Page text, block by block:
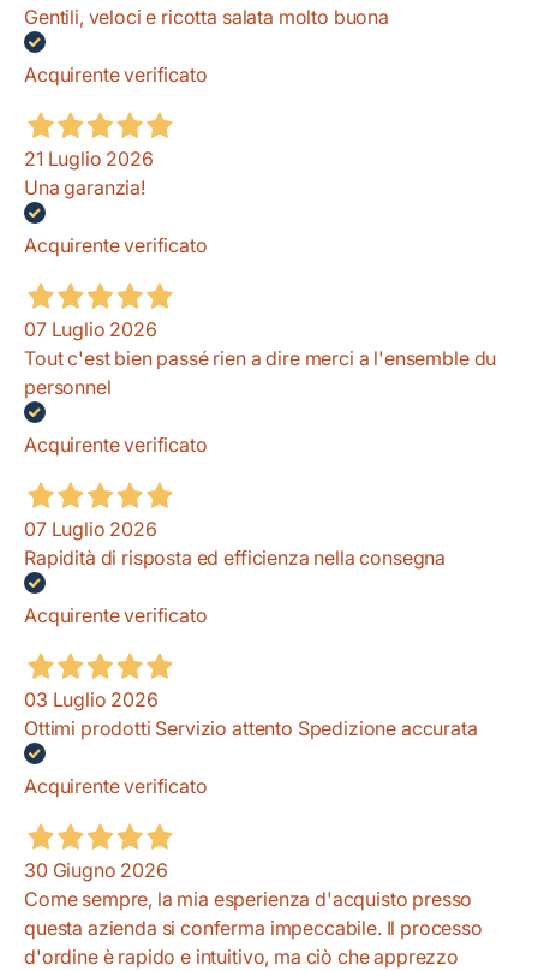
Gentili, veloci e ricotta salata molto buona
Acquirente verificato
21 Luglio 2026
Una garanzia!
Acquirente verificato
07 Luglio 2026
Tout c'est bien passé rien a dire merci a l'ensemble du
personnel
Acquirente verificato
07 Luglio 2026
Rapidità di risposta ed efficienza nella consegna
Acquirente verificato
03 Luglio 2026
Ottimi prodotti Servizio attento Spedizione accurata
Acquirente verificato
30 Giugno 2026
Come sempre, la mia esperienza d'acquisto presso
questa azienda si conferma impeccabile. Il processo
d'ordine è rapido e intuitivo, ma ciò che apprezzo